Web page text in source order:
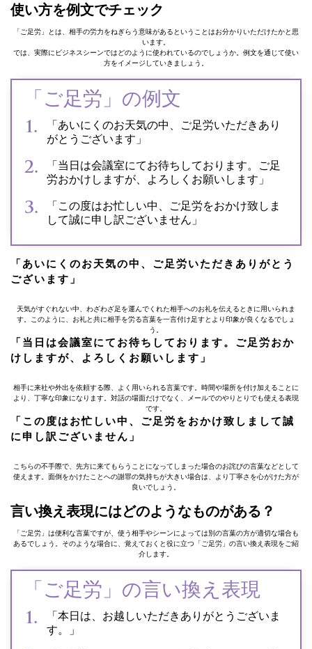
使い方を例文でチェック
「ご足労」とは、相手の労力をねぎらう意味があるということはお分かりいただけたかと思
います。
では、実際にビジネスシーンではどのように使われているのでしょうか。例文を通じて使い
方をイメージしていきましょう。
「ご足労」の例文
「あいにくのお天気の中、ご足労いただきあり
がとうございます」
「当日は会議室にてお待ちしております。ご足
労おかけしますが、よろしくお願いします」
「この度はお忙しい中、ご足労をおかけ致しま
して誠に申し訳ございません」
「あいにくのお天気の中、ご足労いただきありがとう
ございます」
天気がすぐれない中、わざわざ足を運んでくれた相手へのお礼を伝えるときに用いられま
す。このように、お礼と共に相手を労る言葉を一言付け足すとより印象が良くなるでしょ
う。
「当日は会議室にてお待ちしております。ご足労おか
けしますが、よろしくお願いします」
相手に来社や外出を依頼する際、よく用いられる言葉です。時間や場所を付け加えることに
より、丁寧な印象になります。対話の場面だけでなく、メールでのやりとりでも使える表現
です。
「この度はお忙しい中、ご足労をおかけ致しまして誠
に申し訳ございません」
こちらの不手際で、先方に来てもらうことになってしまった場合のお詫びの言葉などとして
使えます。面倒をかけたことへの謝罪の気持ちが大きい場合は、より丁寧さを心がけた方が
良いでしょう。
言い換え表現にはどのようなものがある？
「ご足労」は便利な言葉ですが、使う相手やシーンによっては別の言葉の方が適切な場合も
あるでしょう。そのような場合に、覚えておくと役に立つ「ご足労」の言い換え表現をご紹
介します。
「ご足労」の言い換え表現
「本日は、お越しいただきありがとうございま
す。」